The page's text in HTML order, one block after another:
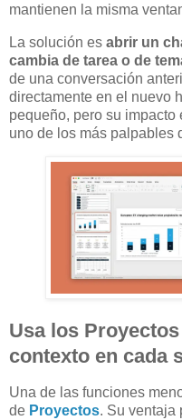
mantienen la misma
La solución es abrir un
cambia de tarea o de
de una conversación
directamente en el nuevo
pequeño, pero su
uno de los más palpables
Usa los
contexto en cada
Una de las funciones
de Proyectos. Su ventaja